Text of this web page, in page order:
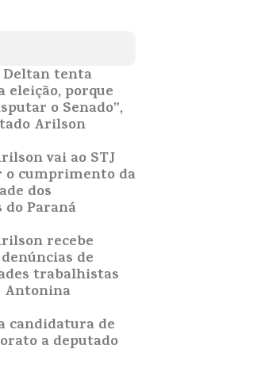
Deltan tenta
porque
o Senado”,
Arilson
vai ao STJ
o cumprimento da
dos
Paraná
recebe
de
trabalhistas
Antonina
candidatura de
a deputado